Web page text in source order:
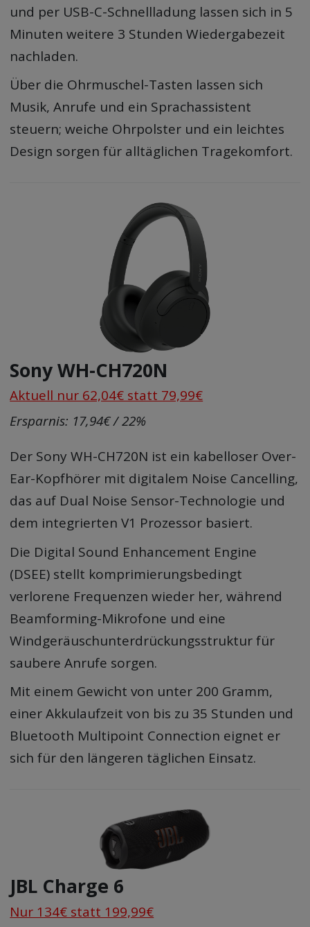
und per USB-C-Schnellladung lassen sich in 5
Minuten weitere 3 Stunden Wiedergabezeit
nachladen.
Über die Ohrmuschel-Tasten lassen sich
Musik, Anrufe und ein Sprachassistent
steuern; weiche Ohrpolster und ein leichtes
Design sorgen für alltäglichen Tragekomfort.
Sony WH-CH720N
Aktuell nur 62,04€ statt 79,99€
Ersparnis: 17,94€ / 22%
Der Sony WH-CH720N ist ein kabelloser Over-
Ear-Kopfhörer mit digitalem Noise Cancelling,
das auf Dual Noise Sensor-Technologie und
dem integrierten V1 Prozessor basiert.
Die Digital Sound Enhancement Engine
(DSEE) stellt komprimierungsbedingt
verlorene Frequenzen wieder her, während
Beamforming-Mikrofone und eine
Windgeräuschunterdrückungsstruktur für
saubere Anrufe sorgen.
Mit einem Gewicht von unter 200 Gramm,
einer Akkulaufzeit von bis zu 35 Stunden und
Bluetooth Multipoint Connection eignet er
sich für den längeren täglichen Einsatz.
JBL Charge 6
Nur 134€ statt 199,99€